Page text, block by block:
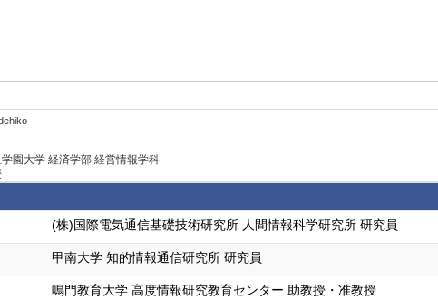
園大学 経済学部 経営情報学科
(株)国際電気通信基礎技術研究所 人間情報科学研究所 研究員
甲南大学 知的情報通信研究所 研究員
鳴門教育大学 高度情報研究教育センター 助教授・准教授